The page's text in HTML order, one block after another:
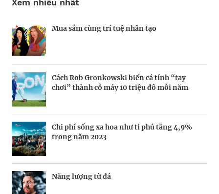
Xem nhiều nhất
Mua sắm cùng trí tuệ nhân tạo
Cách Rob Gronkowski biến cá tính “tay
chơi” thành cỗ máy 10 triệu đô mỗi năm
Chi phí sống xa hoa như tỉ phú tăng 4,9%
trong năm 2023
Năng lượng từ đá
Nhà sáng lập 25 tuổi và tham vọng lật đổ
Thợ săn khoản vay
Nếu biết tận dụng, AI sẽ giúp điều hành
công ty tốt hơn
Định vị doanh nghiệp Việt trên bản đồ kinh
Kiểm soát bất ổn và bảo vệ sức khỏe tinh
BRANDCONNECT| Brand Contributor
Champagne hàng đầu cho chất riêng mùa lễ
Mukesh Ambani sắp chuyển giao quyền
điều hành Reliance Industries cho các con
“Bà hoàng” trang điểm Bobbi Brown